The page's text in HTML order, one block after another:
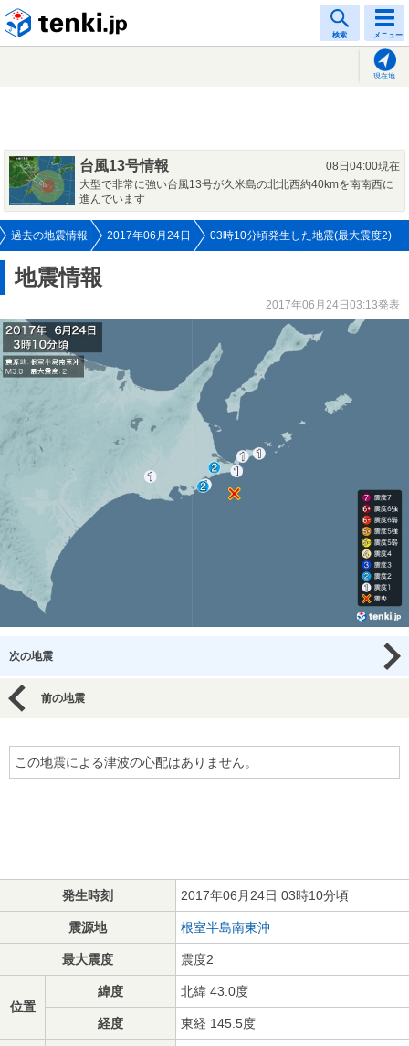
検索 メニュー
現在地
台風13号情報
08日04:00現在
大型で非常に強い台風13号が久米島の北北西約40kmを南南西に
進んでいます
過去の地震情報 2017年06月24日 03時10分頃発生した地震(最大震度2)
地震情報
2017年06月24日03:13発表
次の地震
前の地震
この地震による津波の心配はありません。
発生時刻 2017年06月24日 03時10分頃
震源地 根室半島南東沖
最大震度 震度2
位置
緯度 北緯 43.0度
経度 東経 145.5度